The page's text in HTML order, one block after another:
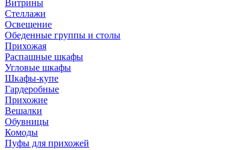
Витрины
Стеллажи
Освещение
Обеденные группы и столы
Прихожая
Распашные шкафы
Угловые шкафы
Шкафы-купе
Гардеробные
Прихожие
Вешалки
Обувницы
Комоды
Пуфы для прихожей